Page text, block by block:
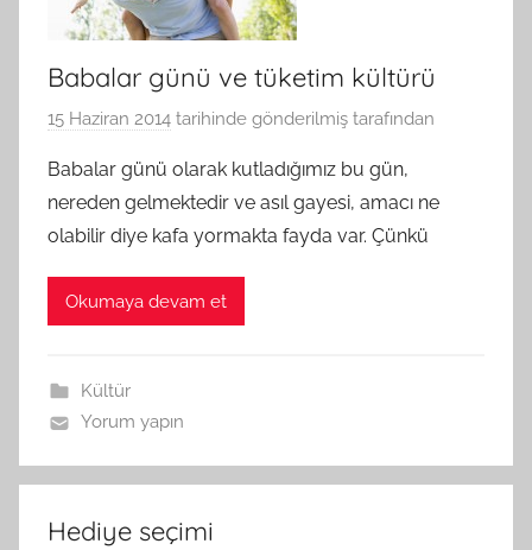
Babalar günü ve tüketim kültürü
15 Haziran 2014 tarihinde gönderilmiş tarafından
Babalar günü olarak kutladığımız bu gün,
nereden gelmektedir ve asıl gayesi, amacı ne
olabilir diye kafa yormakta fayda var. Çünkü
Okumaya devam et
Kültür
Yorum yapın
Hediye seçimi